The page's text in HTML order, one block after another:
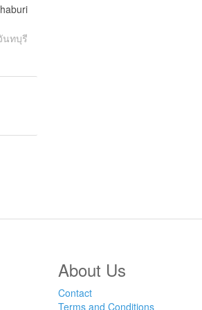
นทบุรี
About Us
Contact
Terms and Conditions